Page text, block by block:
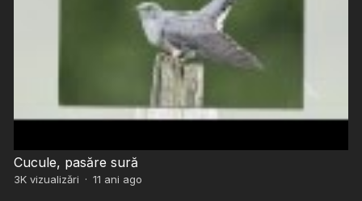
Cucule, pasăre sură
3Kvizualizări · 11 ani ago